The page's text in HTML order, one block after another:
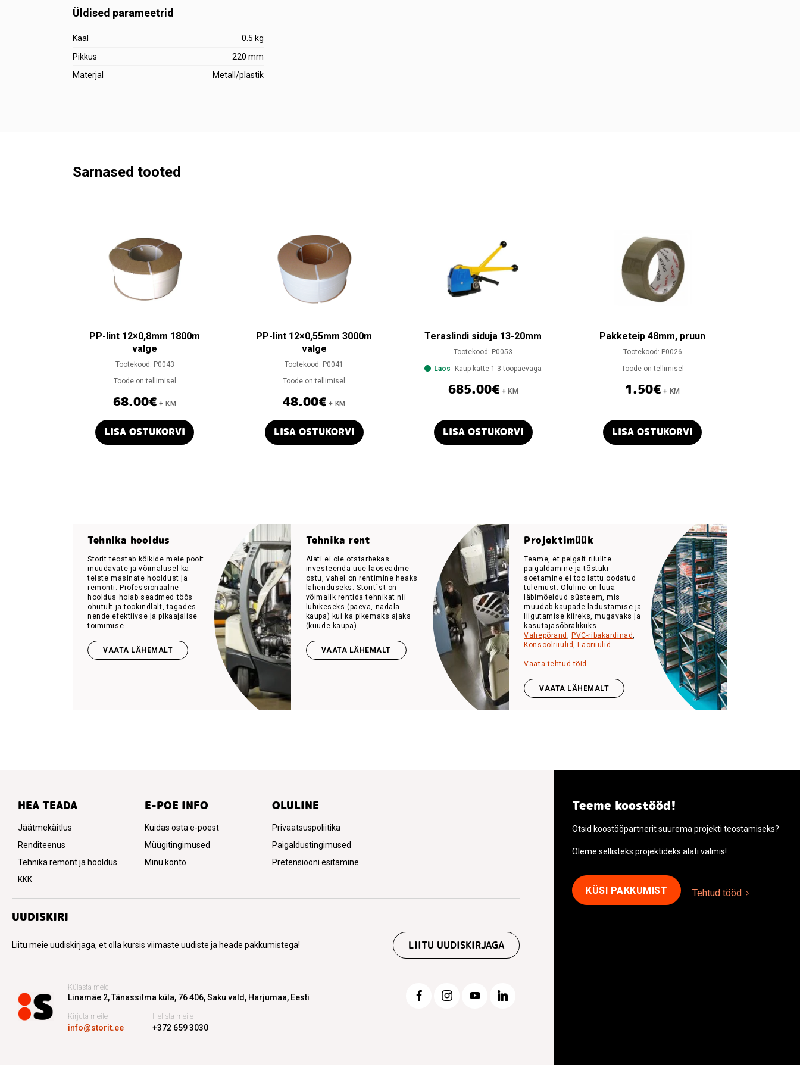
Üldised parameetrid
Kaal
0.5 kg
Pikkus
220 mm
Materjal
Metall/plastik
Sarnased tooted
PP-lint 12×0,8mm 1800m
valge
Tootekood: P0043
Toode on tellimisel
68.00€ + KM
LISA OSTUKORVI
PP-lint 12×0,55mm 3000m
valge
Tootekood: P0041
Toode on tellimisel
48.00€ + KM
LISA OSTUKORVI
Teraslindi siduja 13-20mm
Tootekood: P0053
Laos
Kaup kätte 1-3 tööpäevaga
685.00€ + KM
LISA OSTUKORVI
Pakketeip 48mm, pruun
Tootekood: P0026
Toode on tellimisel
1.50€ + KM
LISA OSTUKORVI
Tehnika hooldus
Storit teostab kõikide meie poolt
müüdavate ja võimalusel ka
teiste masinate hooldust ja
remonti. Professionaalne
hooldus hoiab seadmed töös
ohutult ja töökindlalt, tagades
nende efektiivse ja pikaajalise
toimimise.
VAATA LÄHEMALT
Tehnika rent
Alati ei ole otstarbekas
investeerida uue laoseadme
ostu, vahel on rentimine heaks
lahenduseks. Storit`st on
võimalik rentida tehnikat nii
lühikeseks (päeva, nädala
kaupa) kui ka pikemaks ajaks
(kuude kaupa).
VAATA LÄHEMALT
Projektimüük
Teame, et pelgalt riiulite
paigaldamine ja tõstuki
soetamine ei too lattu oodatud
tulemust. Oluline on luua
läbimõeldud süsteem, mis
muudab kaupade ladustamise ja
liigutamise kiireks, mugavaks ja
kasutajasõbralikuks.
Vahepõrand
,PVC-ribakardinad
Konsoolriiulid
,Laoriiulid
Vaata tehtud töid
VAATA LÄHEMALT
HEA TEADA
Jäätmekäitlus
Renditeenus
Tehnika remont ja hooldus
KKK
E-POE INFO
Kuidas osta e-poest
Müügitingimused
Minu konto
OLULINE
Privaatsuspoliitika
Paigaldustingimused
Pretensiooni esitamine
UUDISKIRI
Liitu meie uudiskirjaga, et olla kursis viimaste uudiste ja heade pakkumistega! LIITU UUDISKIRJAGA
Külasta meid
Linamäe 2, Tänassilma küla, 76 406, Saku vald, Harjumaa, Eesti
Kirjuta meile
info@storit.ee
Helista meile
+372 659 3030
Teeme koostööd!
Otsid koostööpartnerit suurema projekti teostamiseks?
Oleme sellisteks projektideks alati valmis!
KÜSI PAKKUMIST Tehtud tööd